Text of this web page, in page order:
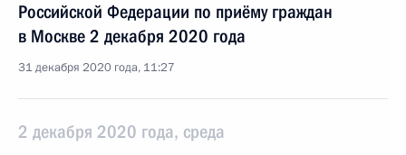
Российской Федерации по приёму граждан
в Москве 2 декабря 2020 года
31 декабря 2020 года, 11:27
2 декабря 2020 года, среда